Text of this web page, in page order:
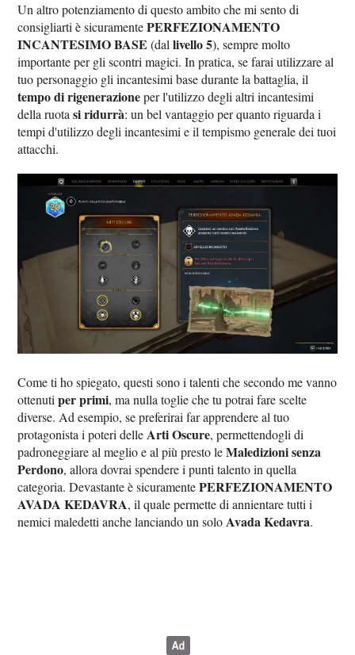
Un altro potenziamento di questo ambito che mi sento di
consigliarti è sicuramentePERFEZIONAMENTO
INCANTESIMO BASE (dallivello 5), sempre molto
importante per gli scontri magici. In pratica, se farai utilizzare al
tuo personaggio gli incantesimi base durante la battaglia, il
tempo di rigenerazioneper l'utilizzo degli altri incantesimi
della ruotasi ridurrà: un bel vantaggio per quanto riguarda i
tempi d'utilizzo degli incantesimi e il tempismo generale dei tuoi
attacchi.
Come ti ho spiegato, questi sono i talenti che secondo me vanno
ottenutiper primi, ma nulla toglie che tu potrai fare scelte
diverse. Ad esempio, se preferirai far apprendere al tuo
protagonista i poteri delle Arti Oscure, permettendogli di
padroneggiare al meglio e al più presto leMaledizioni senza
Perdono, allora dovrai spendere i punti talento in quella
categoria. Devastante è sicuramentePERFEZIONAMENTO
AVADA KEDAVRA, il quale permette di annientare tutti i
nemici maledetti anche lanciando un solo Avada Kedavra.